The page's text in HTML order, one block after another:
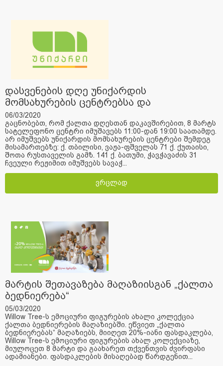
დასვენების დღე უნიქარდის
მომსახურების ცენტრებსა და
სატელეფონო ცენტრში
06/03/2020
გაცნობებთ, რომ ქალთა დღესთან დაკავშირებით, 8 მარტს
სატელეფონო ცენტრი იმუშავებს 11:00-დან 19:00 საათამდე.
არ იმუშვებს უნიქარდის მომსახურების ცენტრები შემდეგ
მისამართებზე: ქ. თბილისი, ვაჟა-ფშველას 71 ქ. ქუთაისი,
შოთა რუსთაველის გამზ. 141 ქ. ბათუმი, ჭავჭავაძის 31
ჩვეული რეჟიმით იმუშვებს სავაჭ...
ვრცლად
მარტის შეთავაზება მაღაზიისგან „ქალთა
ბედნიერება“
05/03/2020
Willow Tree-ს ემოციური ფიგურების ახალი კოლექცია
ქალთა ბედნიერების მაღაზიებში. ეწვიეთ „ქალთა
ბედნიერებას“ მაღაზიებს, მიიღეთ 20%-იანი ფასდაკლება,
Willow Tree-ს ემოციური ფიგურების ახალ კოლექციაზე,
მიულოცეთ 8 მარტი და გაახარეთ თქვენთვის ძვირფასი
ადამიანები. ფასდაკლების მისაღებად წარდგენით...